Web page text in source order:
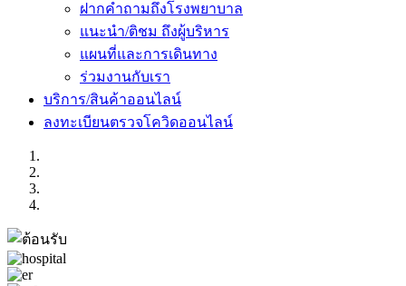
ฝากคำถามถึงโรงพยาบาล
แนะนำ/ติชม ถึงผู้บริหาร
แผนที่และการเดินทาง
ร่วมงานกับเรา
บริการ/สินค้าออนไลน์
ลงทะเบียนตรวจโควิดออนไลน์